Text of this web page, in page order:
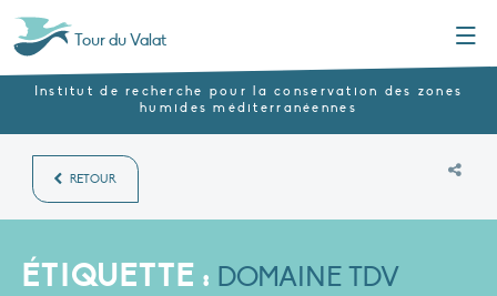
Tour du Valat
Institut de recherche pour la conservation des zones
humides méditerranéennes
RETOUR
ÉTIQUETTE : DOMAINE TDV